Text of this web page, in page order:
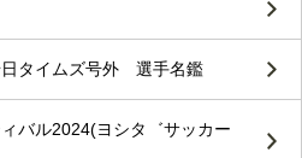
日タイムズ号外 選手名鑑
バル2024(ヨシタ゛サッカー